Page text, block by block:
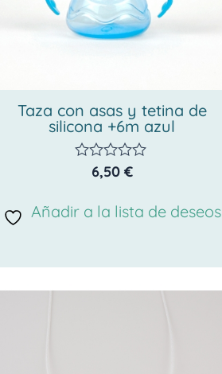
Taza con asas y tetina de
silicona +6m azul
Valorado
de
6,50 €
Añadir a la lista de deseos